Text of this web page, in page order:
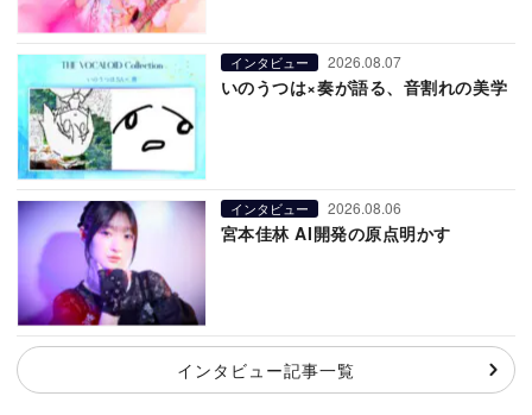
インタビュー 2026.08.07
いのうつは×奏が語る、音割れの美学
インタビュー 2026.08.06
宮本佳林 AI開発の原点明かす
インタビュー記事一覧